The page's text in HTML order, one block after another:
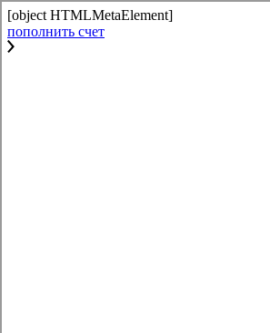
[object HTMLMetaElement]
пополнить счет